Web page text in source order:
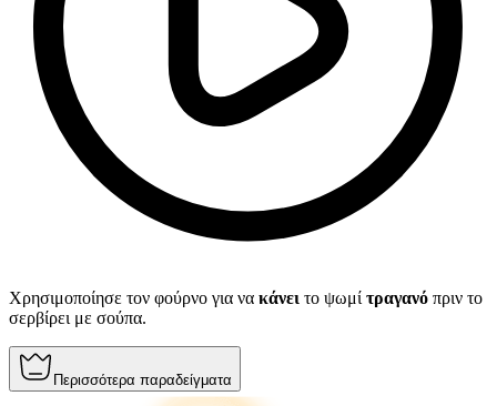
Χρησιμοποίησε τον φούρνο για να κάνει το ψωμί τραγανό πριν το
σερβίρει με σούπα.
Περισσότερα παραδείγματα